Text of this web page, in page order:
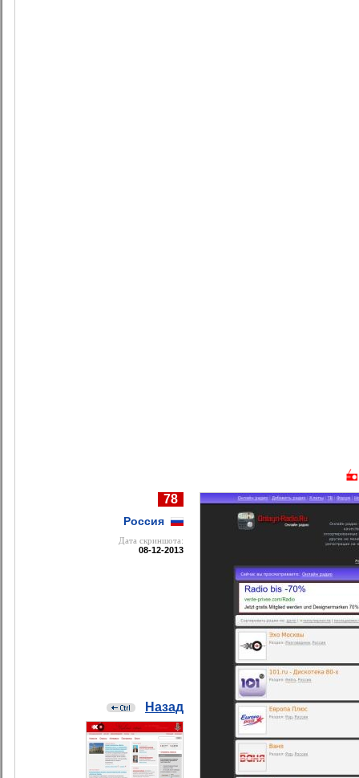
78
Россия
Дата cкриншота:
08-12-2013
Назад